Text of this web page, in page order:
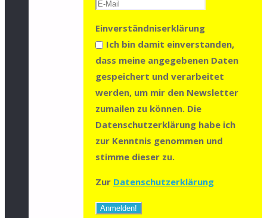
Einverständniserklärung
Ich bin damit einverstanden,
dass meine angegebenen Daten
gespeichert und verarbeitet
werden, um mir den Newsletter
zumailen zu können. Die
Datenschutzerklärung habe ich
zur Kenntnis genommen und
stimme dieser zu.
Zur Datenschutzerklärung